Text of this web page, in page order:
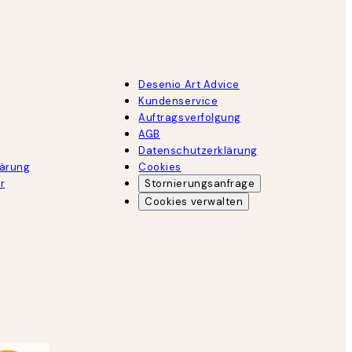
Desenio Art Advice
Kundenservice
Auftragsverfolgung
AGB
Datenschutzerklärung
Cookies
Stornierungsanfrage
Cookies verwalten